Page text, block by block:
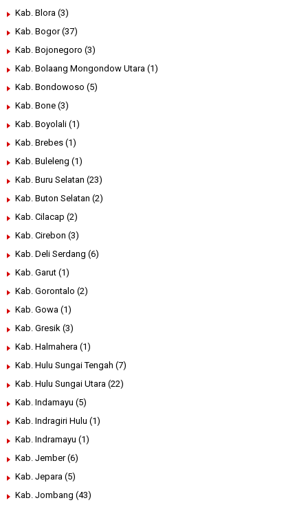
Kab. Blora (3)
Kab. Bogor (37)
Kab. Bojonegoro (3)
Kab. Bolaang Mongondow Utara (1)
Kab. Bondowoso (5)
Kab. Bone (3)
Kab. Boyolali (1)
Kab. Brebes (1)
Kab. Buleleng (1)
Kab. Buru Selatan (23)
Kab. Buton Selatan (2)
Kab. Cilacap (2)
Kab. Cirebon (3)
Kab. Deli Serdang (6)
Kab. Garut (1)
Kab. Gorontalo (2)
Kab. Gowa (1)
Kab. Gresik (3)
Kab. Halmahera (1)
Kab. Hulu Sungai Tengah (7)
Kab. Hulu Sungai Utara (22)
Kab. Indamayu (5)
Kab. Indragiri Hulu (1)
Kab. Indramayu (1)
Kab. Jember (6)
Kab. Jepara (5)
Kab. Jombang (43)